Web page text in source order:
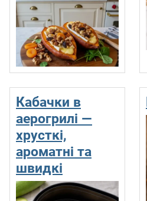
Кабачки в
аерогрилі —
хрусткі,
ароматні та
швидкі